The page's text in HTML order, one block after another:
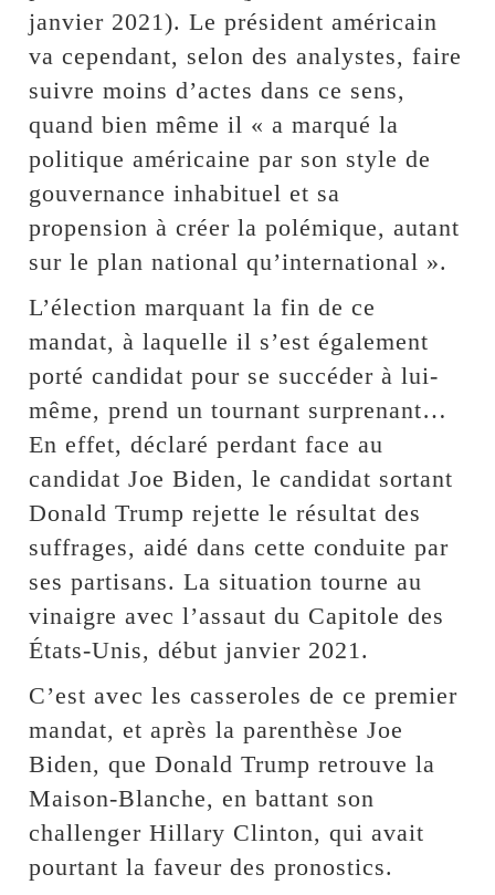
janvier 2021). Le président américain
va cependant, selon des analystes, faire
suivre moins d’actes dans ce sens,
quand bien même il « a marqué la
politique américaine par son style de
gouvernance inhabituel et sa
propension à créer la polémique, autant
sur le plan national qu’international ».
L’élection marquant la fin de ce
mandat, à laquelle il s’est également
porté candidat pour se succéder à lui-
même, prend un tournant surprenant…
En effet, déclaré perdant face au
candidat Joe Biden, le candidat sortant
Donald Trump rejette le résultat des
suffrages, aidé dans cette conduite par
ses partisans. La situation tourne au
vinaigre avec l’assaut du Capitole des
États-Unis, début janvier 2021.
C’est avec les casseroles de ce premier
mandat, et après la parenthèse Joe
Biden, que Donald Trump retrouve la
Maison-Blanche, en battant son
challenger Hillary Clinton, qui avait
pourtant la faveur des pronostics.